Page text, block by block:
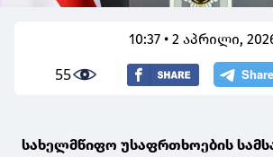
10:37 • 2 აპრილი,
55
სახელმწიფო უსაფრთხოების